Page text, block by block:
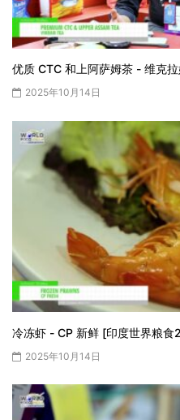
优质 CTC 和上阿萨姆茶 - 维克
2025年10月14日
冷冻虾 - CP 新鲜 [印度世界粮
2025年10月14日